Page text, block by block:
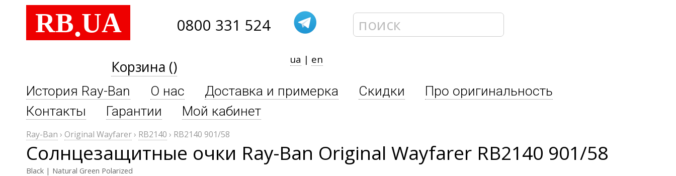
RB.UA 0800 331 524
Корзина () ua | en
История Ray-Ban О нас Доставка и примерка Скидки
Про оригинальность
Контакты
Гарантии Мой кабинет
Ray-Ban › Original Wayfarer› RB2140 › RB2140 901/58
Солнцезащитные очки Ray-Ban Original Wayfarer RB2140 901/58
Black | Natural Green Polarized